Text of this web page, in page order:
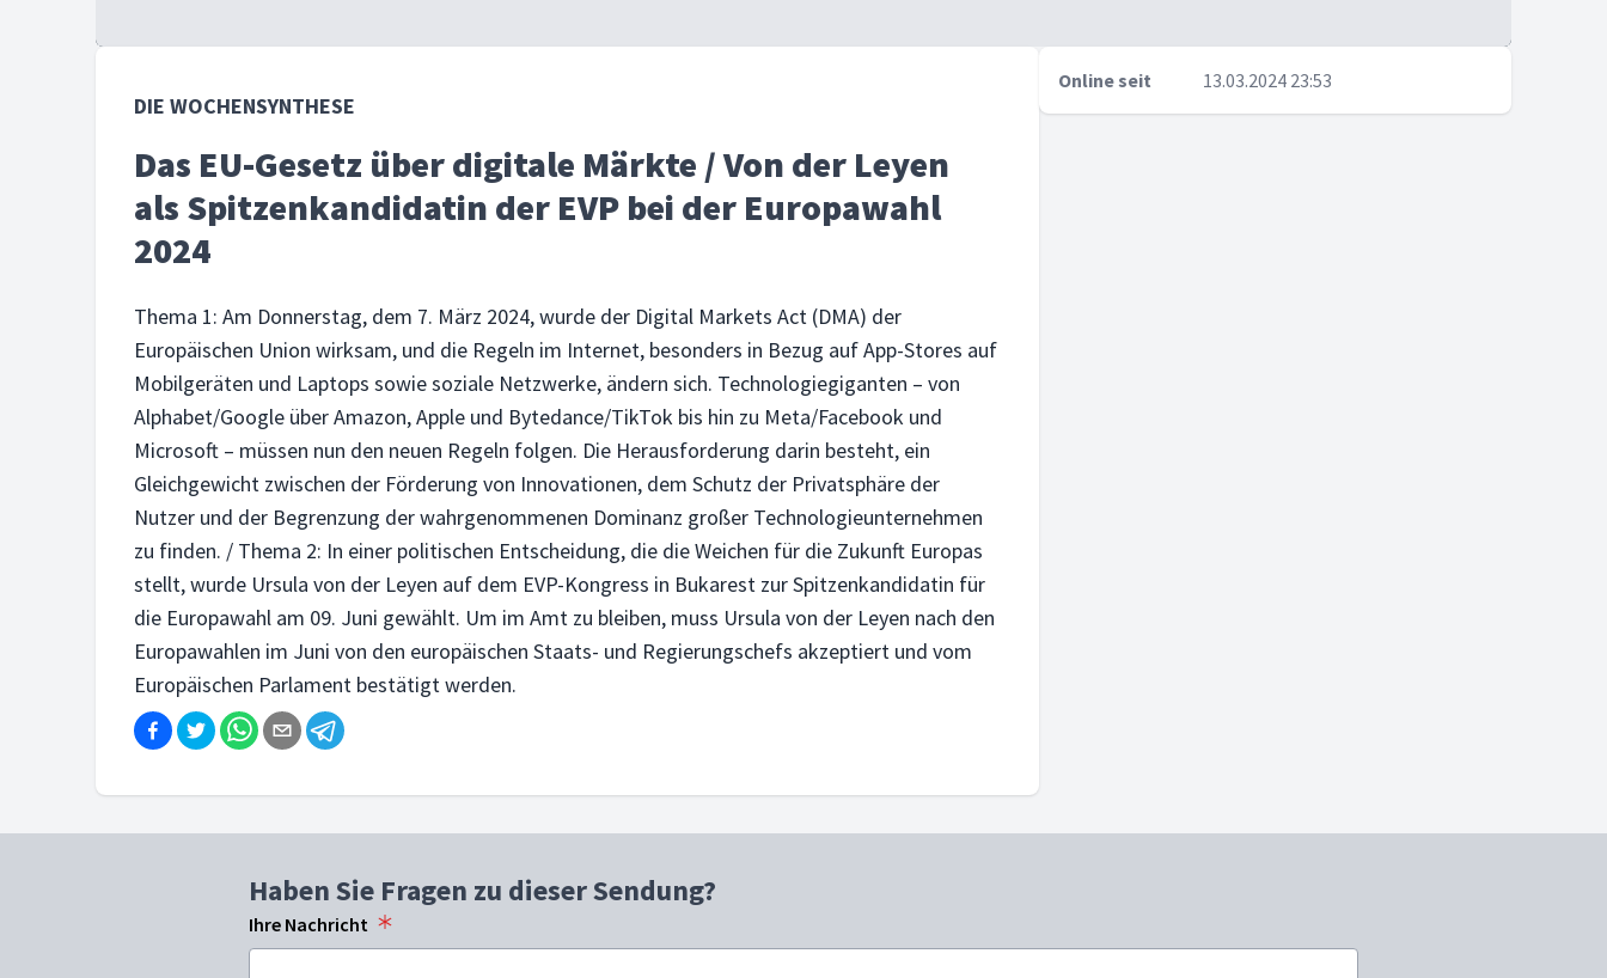
DIE WOCHENSYNTHESE
Das EU-Gesetz über digitale Märkte / Von der Leyen
als Spitzenkandidatin der EVP bei der Europawahl
2024
Thema 1: Am Donnerstag, dem 7. März 2024, wurde der Digital Markets Act (DMA) der
Europäischen Union wirksam, und die Regeln im Internet, besonders in Bezug auf App-Stores auf
Mobilgeräten und Laptops sowie soziale Netzwerke, ändern sich. Technologiegiganten – von
Alphabet/Google über Amazon, Apple und Bytedance/TikTok bis hin zu Meta/Facebook und
Microsoft – müssen nun den neuen Regeln folgen. Die Herausforderung darin besteht, ein
Gleichgewicht zwischen der Förderung von Innovationen, dem Schutz der Privatsphäre der
Nutzer und der Begrenzung der wahrgenommenen Dominanz großer Technologieunternehmen
zu finden. / Thema 2: In einer politischen Entscheidung, die die Weichen für die Zukunft Europas
stellt, wurde Ursula von der Leyen auf dem EVP-Kongress in Bukarest zur Spitzenkandidatin für
die Europawahl am 09. Juni gewählt. Um im Amt zu bleiben, muss Ursula von der Leyen nach den
Europawahlen im Juni von den europäischen Staats- und Regierungschefs akzeptiert und vom
Europäischen Parlament bestätigt werden.
Online seit 13.03.2024 23:53
Haben Sie Fragen zu dieser Sendung?
Ihre Nachricht